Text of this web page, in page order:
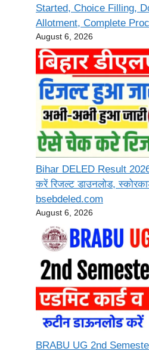
Started, Choice Filling,
Allotment, Complete
August 6, 2026
Bihar DELED Result
करें रिजल्ट डाउनलोड,
bsebdeled.com
August 6, 2026
BRABU UG 2nd